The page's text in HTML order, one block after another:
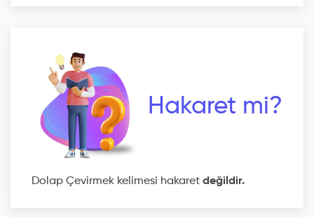
Hakaret mi?
Dolap Çevirmek kelimesi hakaret değildir.